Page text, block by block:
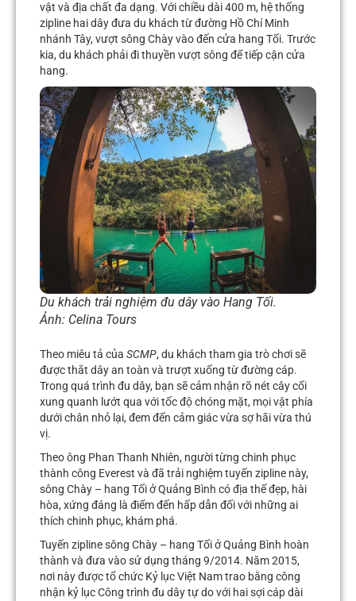
vật và địa chất đa dạng. Với chiều dài 400 m, hệ thống
zipline hai dây đưa du khách từ đường Hồ Chí Minh
nhánh Tây, vượt sông Chày vào đến cửa hang Tối. Trước
kia, du khách phải đi thuyền vượt sông để tiếp cận cửa
hang.
Du khách trải nghiệm đu dây vào Hang Tối.
Ảnh: Celina Tours
Theo miêu tả của SCMP, du khách tham gia trò chơi sẽ
được thắt dây an toàn và trượt xuống từ đường cáp.
Trong quá trình đu dây, bạn sẽ cảm nhận rõ nét cây cối
xung quanh lướt qua với tốc độ chóng mặt, mọi vật phía
dưới chân nhỏ lại, đem đến cảm giác vừa sợ hãi vừa thú
vị.
Theo ông Phan Thanh Nhiên, người từng chinh phục
thành công Everest và đã trải nghiệm tuyến zipline này,
sông Chày – hang Tối ở Quảng Bình có địa thế đẹp, hài
hòa, xứng đáng là điểm đến hấp dẫn đối với những ai
thích chinh phục, khám phá.
Tuyến zipline sông Chày – hang Tối ở Quảng Bình hoàn
thành và đưa vào sử dụng tháng 9/2014. Năm 2015,
nơi này được tổ chức Kỷ lục Việt Nam trao bằng công
nhận kỷ lục Công trình đu dây tự do với hai sợi cáp dài